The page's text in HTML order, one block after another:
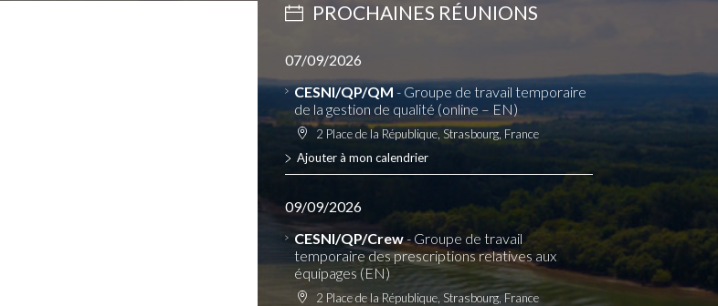
PROCHAINES RÉUNIONS
07/09/2026
CESNI/QP/QM - Groupe de travail temporaire
de la gestion de qualité (online – EN)
2 Place de la République, Strasbourg, France
Ajouter à mon calendrier
09/09/2026
CESNI/QP/Crew- Groupe de travail
temporaire des prescriptions relatives aux
équipages (EN)
2 Place de la République, Strasbourg, France